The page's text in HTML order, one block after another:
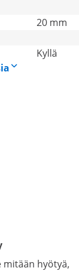
20 mm
Kyllä
mitään hyötyä,